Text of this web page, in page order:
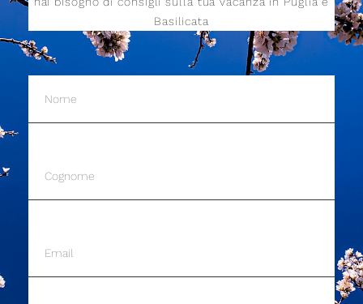
Basilicata